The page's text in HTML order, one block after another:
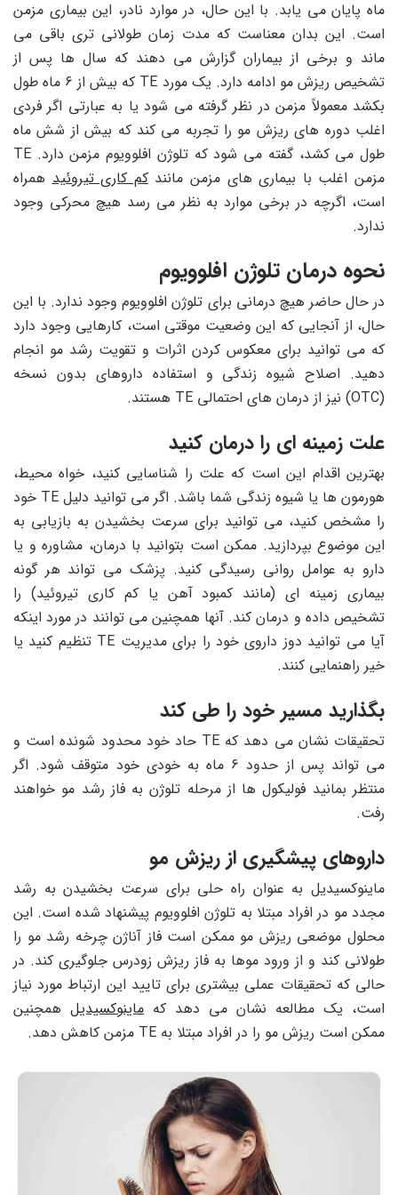
ماه پایان می یابد. با این حال، در موارد نادر، این بیماری مزمن
است. این بدان معناست که مدت زمان طولانی تری باقی می
ماند و برخی از بیماران گزارش می دهند که سال ها پس از
تشخیص ریزش مو ادامه دارد. یک مورد TE که بیش از ۶ ماه طول
بکشد معمولاً مزمن در نظر گرفته می شود یا به عبارتی اگر فردی
اغلب دوره‌ های ریزش مو را تجربه می‌ کند که بیش از شش ماه
طول می ‌کشد، گفته می ‌شود که تلوژن افلوویوم مزمن دارد. TE
مزمن اغلب با بیماری های مزمن مانندکم کاری تیروئیدهمراه
است، اگرچه در برخی موارد به نظر می رسد هیچ محرکی وجود
ندارد.
نحوه درمان تلوژن افلوویوم
در حال حاضر هیچ درمانی برای تلوژن افلوویوم وجود ندارد. با این
حال، از آنجایی که این وضعیت موقتی است، کارهایی وجود دارد
که می توانید برای معکوس کردن اثرات و تقویت رشد مو انجام
دهید. اصلاح شیوه زندگی و استفاده داروهای بدون نسخه
(OTC) نیز از درمان ‌های احتمالی TE هستند.
علت زمینه ای را درمان کنید
بهترین اقدام این است که علت را شناسایی کنید، خواه محیط،
هورمون ها یا شیوه زندگی شما باشد. اگر می توانید دلیل TE خود
را مشخص کنید، می توانید برای سرعت بخشیدن به بازیابی به
این موضوع بپردازید. ممکن است بتوانید با درمان، مشاوره و یا
دارو به عوامل روانی رسیدگی کنید. پزشک می تواند هر گونه
بیماری زمینه ای (مانند کمبود آهن یا کم کاری تیروئید) را
تشخیص داده و درمان کند. آنها همچنین می توانند در مورد اینکه
آیا می توانید دوز داروی خود را برای مدیریت TE تنظیم کنید یا
خیر راهنمایی کنند.
بگذارید مسیر خود را طی کند
تحقیقات نشان می دهد که TE حاد خود محدود شونده است و
می تواند پس از حدود ۶ ماه به خودی خود متوقف شود. اگر
منتظر بمانید فولیکول ها از مرحله تلوژن به فاز رشد مو خواهند
رفت.
داروهای پیشگیری از ریزش مو
ماینوکسیدیل به عنوان راه حلی برای سرعت بخشیدن به رشد
مجدد مو در افراد مبتلا به تلوژن افلوویوم پیشنهاد شده است. این
محلول موضعی ریزش مو ممکن است فاز آناژن چرخه رشد مو را
طولانی کند و از ورود موها به فاز ریزش زودرس جلوگیری کند. در
حالی که تحقیقات عملی بیشتری برای تایید این ارتباط مورد نیاز
است، یک مطالعه نشان می دهد که ماینوکسیدیل همچنین
ممکن است ریزش مو را در افراد مبتلا به TE مزمن کاهش دهد.